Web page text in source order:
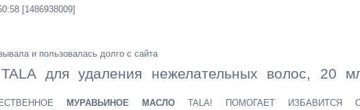
[1486938009]
и пользовалась долго с сайта
для удаления нежелательных волос, 20
МУРАВЬИНОЕ МАСЛО TALA! ПОМОГАЕТ ИЗБАВИТСЯ